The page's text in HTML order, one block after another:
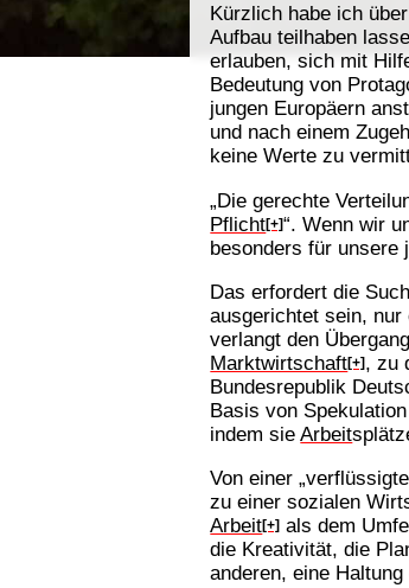
Kürzlich habe ich
Aufbau teilhaben
erlauben, sich mit
Bedeutung von
jungen Europäern
und nach einem
keine Werte zu
„Die gerechte
Pflicht[+]“. Wenn wir
besonders für unsere
Das erfordert die
ausgerichtet sein, nur
verlangt den
Marktwirtschaft[+], zu
Bundesrepublik
Basis von
indem sieArbeit
Von einer
zu einer sozialen
Arbeit[+] als dem
die Kreativität, die
anderen, eine